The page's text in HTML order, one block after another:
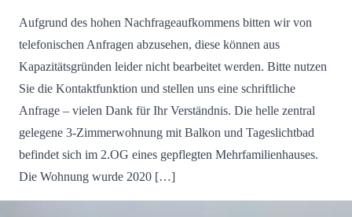
Aufgrund des hohen Nachfrageaufkommens bitten wir von
telefonischen Anfragen abzusehen, diese können aus
Kapazitätsgründen leider nicht bearbeitet werden. Bitte nutzen
Sie die Kontaktfunktion und stellen uns eine schriftliche
Anfrage – vielen Dank für Ihr Verständnis. Die helle zentral
gelegene 3-Zimmerwohnung mit Balkon und Tageslichtbad
befindet sich im 2.OG eines gepflegten Mehrfamilienhauses.
Die Wohnung wurde 2020 […]